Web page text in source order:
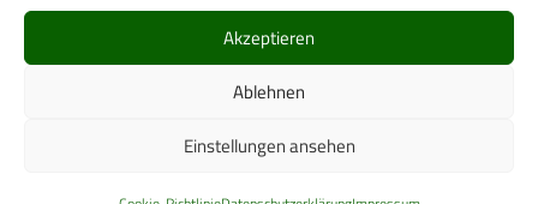
Akzeptieren
Ablehnen
Einstellungen ansehen